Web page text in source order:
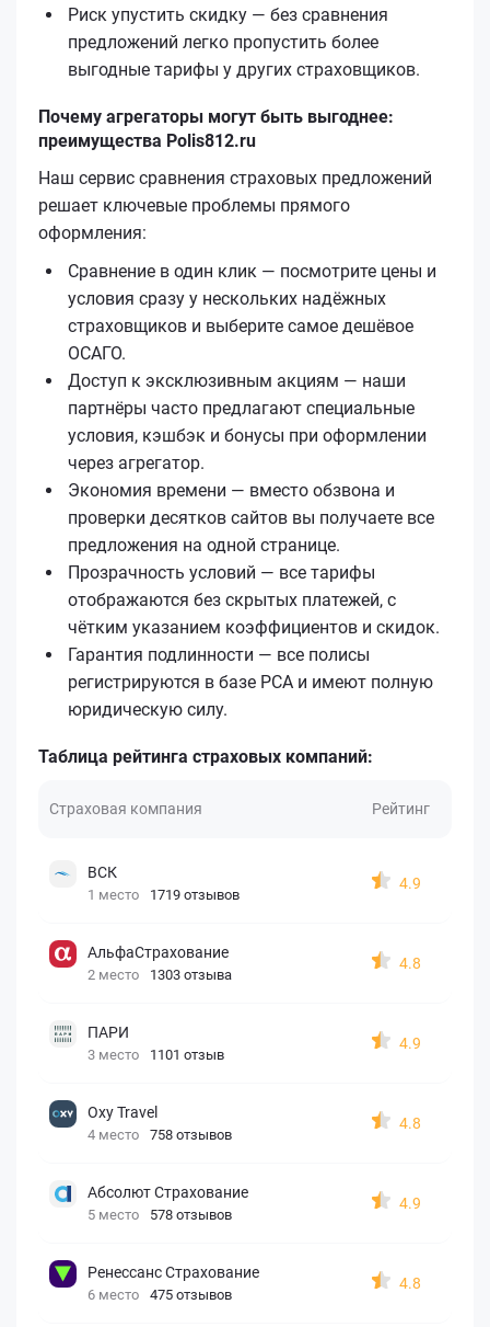
Риск упустить скидку — без сравнения
предложений легко пропустить более
выгодные тарифы у других страховщиков.
Почему агрегаторы могут быть выгоднее:
преимущества Polis812.ru
Наш сервис сравнения страховых предложений
решает ключевые проблемы прямого
оформления:
Сравнение в один клик — посмотрите цены и
условия сразу у нескольких надёжных
страховщиков и выберите самое дешёвое
ОСАГО.
Доступ к эксклюзивным акциям — наши
партнёры часто предлагают специальные
условия, кэшбэк и бонусы при оформлении
через агрегатор.
Экономия времени — вместо обзвона и
проверки десятков сайтов вы получаете все
предложения на одной странице.
Прозрачность условий — все тарифы
отображаются без скрытых платежей, с
чётким указанием коэффициентов и скидок.
Гарантия подлинности — все полисы
регистрируются в базе РСА и имеют полную
юридическую силу.
Таблица рейтинга страховых компаний:
Страховая компания Рейтинг
ВСК
1 место 1719 отзывов
4.9
АльфаСтрахование
2 место 1303 отзыва
4.8
ПАРИ
3 место 1101 отзыв
4.9
Oxy Travel
4 место 758 отзывов
4.8
Абсолют Страхование
5 место 578 отзывов
4.9
Ренессанс Страхование
6 место 475 отзывов
4.8